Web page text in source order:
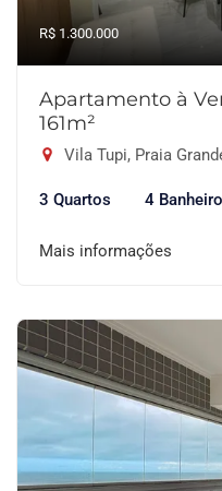
R$ 1.300.000
Apartamento à
161m²
Vila Tupi, Praia
3 Quartos 4
Mais informações